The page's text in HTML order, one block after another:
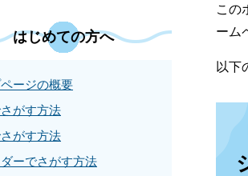
この
ーム
以下
はじめての方へ
ページの概要
がす方法
がす方法
ーでさがす方法